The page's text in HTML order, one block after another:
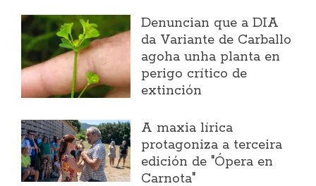
Denuncian que a DIA
da Variante de Carballo
agoha unha planta en
perigo crítico de
extinción
A maxia lírica
protagoniza a terceira
edición de "Ópera en
Carnota"